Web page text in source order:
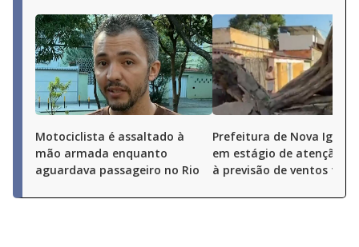
Motociclista é assaltado à
mão armada enquanto
aguardava passageiro no Rio
Prefeitura de Nova
em estágio de atenção
à previsão de ventos